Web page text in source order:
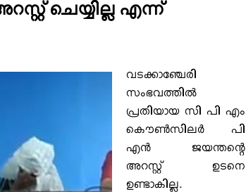
ചെയ്യില്ല എന്ന്
വടക്കാഞ്ചേരി
സംഭവത്തില്‍
പ്രതിയായ സി പി എം
കൌണ്‍സിലര്‍ പി
എന്‍ ജയന്തന്റെ
അറസ്റ്റ് ഉടനെ
ഉണ്ടാകില്ല.